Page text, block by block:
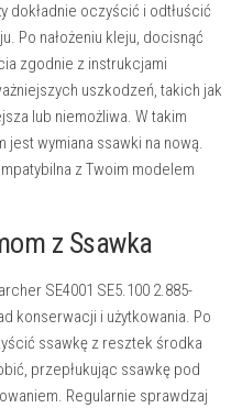
dokładnie oczyścić i odtłuścić
Po nałożeniu kleju, docisnąć
zgodnie z instrukcjami
uszkodzeń, takich jak
lub niemożliwa. W takim
wymiana ssawki na nową.
z Twoim modelem
z Ssawka
SE4001 SE5.100 2.885-
konserwacji i użytkowania. Po
ssawkę z resztek środka
przepłukując ssawkę pod
Regularnie sprawdzaj